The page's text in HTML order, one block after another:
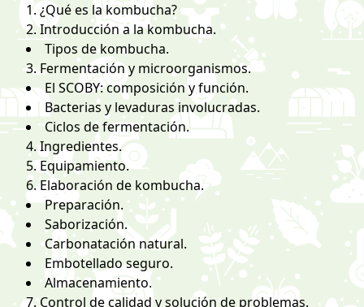
1. ¿Qué es la kombucha?
2. Introducción a la kombucha.
Tipos de kombucha.
3. Fermentación y microorganismos.
El SCOBY: composición y función.
Bacterias y levaduras involucradas.
Ciclos de fermentación.
4. Ingredientes.
5. Equipamiento.
6. Elaboración de kombucha.
Preparación.
Saborización.
Carbonatación natural.
Embotellado seguro.
Almacenamiento.
7. Control de calidad y solución de problemas.